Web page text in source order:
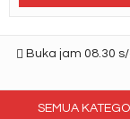
Buka jam 08.30
SEMUA